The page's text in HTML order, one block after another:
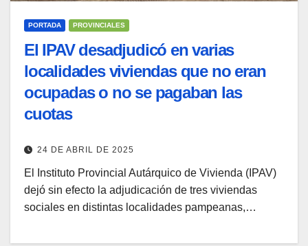
PORTADA PROVINCIALES
El IPAV desadjudicó en varias
localidades viviendas que no eran
ocupadas o no se pagaban las
cuotas
24 DE ABRIL DE 2025
El Instituto Provincial Autárquico de Vivienda (IPAV)
dejó sin efecto la adjudicación de tres viviendas
sociales en distintas localidades pampeanas,…